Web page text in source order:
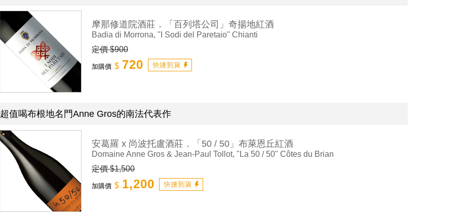
摩那修道院酒莊．「百列塔公司」奇揚地紅酒
Badia di Morrona, "I Sodi del Paretaio" Chianti
定價 $900
加購價 $ 720
超值喝布根地名門Anne Gros的南法代表作
安葛羅 x 尚波托盧酒莊．「50 / 50」布萊恩丘紅酒
Domaine Anne Gros & Jean-Paul Tollot, "La 50 / 50" Côtes du Brian
定價 $1,500
加購價 $ 1,200